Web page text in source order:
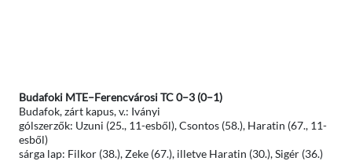
Budafoki MTE–Ferencvárosi TC 0–3 (0–1)
Budafok, zárt kapus, v.: Iványi
gólszerzők: Uzuni (25., 11-esből), Csontos (58.), Haratin (67., 11-
esből)
sárga lap: Filkor (38.), Zeke (67.), illetve Haratin (30.), Sigér (36.)